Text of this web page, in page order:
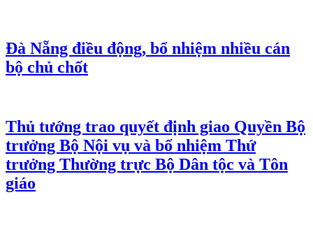
Đà Nẵng điều động, bổ nhiệm nhiều cán
bộ chủ chốt
Thủ tướng trao quyết định giao Quyền Bộ
trưởng Bộ Nội vụ và bổ nhiệm Thứ
trưởng Thường trực Bộ Dân tộc và Tôn
giáo